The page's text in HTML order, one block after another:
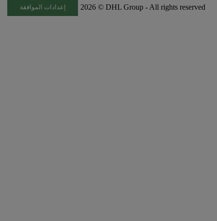
إعدادات الموافقة 2026 © DHL Group - All rights reserved